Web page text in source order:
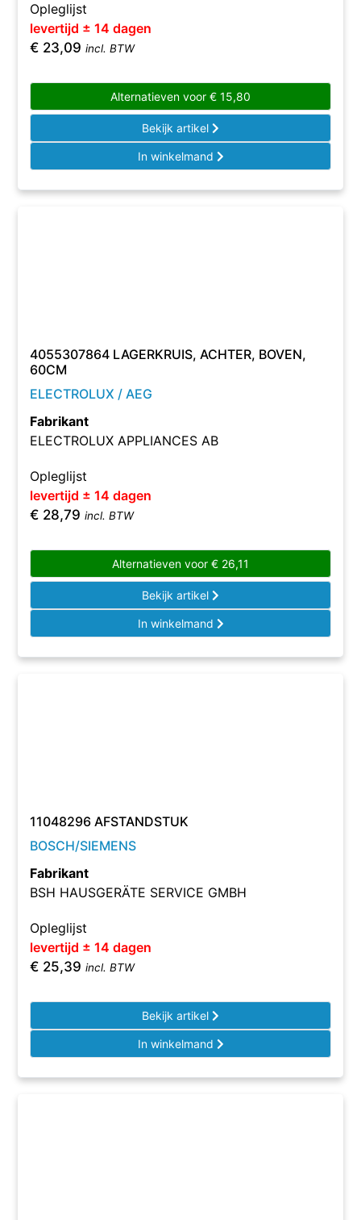
Opleglijst
levertijd ± 14 dagen
€ 23,09 incl. BTW
Alternatieven voor € 15,80
Bekijk artikel
In winkelmand
4055307864 LAGERKRUIS, ACHTER, BOVEN,
60CM
ELECTROLUX / AEG
Fabrikant
ELECTROLUX APPLIANCES AB
Opleglijst
levertijd ± 14 dagen
€ 28,79 incl. BTW
Alternatieven voor € 26,11
Bekijk artikel
In winkelmand
11048296 AFSTANDSTUK
BOSCH/SIEMENS
Fabrikant
BSH HAUSGERÄTE SERVICE GMBH
Opleglijst
levertijd ± 14 dagen
€ 25,39 incl. BTW
Bekijk artikel
In winkelmand